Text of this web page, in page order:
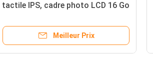
tactile IPS, cadre photo LCD 16 Go
pouces
Meilleur Prix